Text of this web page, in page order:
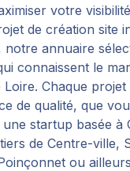
votre
de création site
notre annuaire
connaissent le
Loire. Chaque
de qualité, que
startup basée à
de Centre-ville,
ou